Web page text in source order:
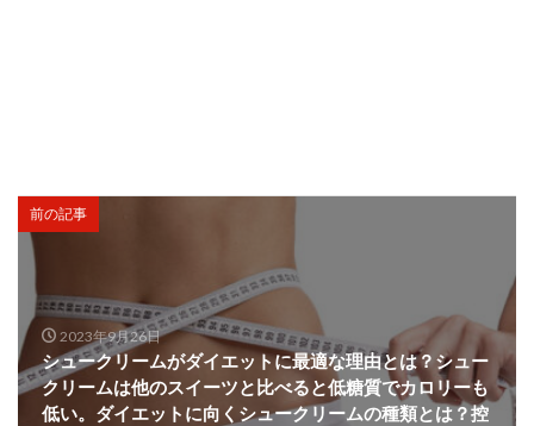
前の記事
2023年9月26日
シュークリームがダイエットに最適な理由とは？シュー
クリームは他のスイーツと比べると低糖質でカロリーも
低い。ダイエットに向くシュークリームの種類とは？控